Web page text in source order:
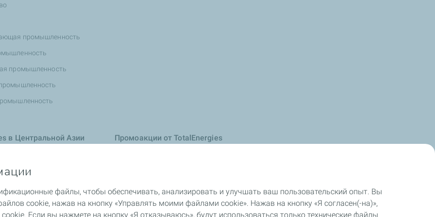
промышленность
промышленность
в Центральной Азии
здоровья, окружающей среды
Промоакции от TotalEnergies
файлы, чтобы обеспечивать, анализировать и улучшать ваш пользовательский опыт. Вы
cookie, нажав на кнопку «Управлять моими файлами cookie». Нажав на кнопку «Я согласен(-на)»,
Если вы нажмете на кнопку «Я отказываюсь», будут использоваться только технические файлы